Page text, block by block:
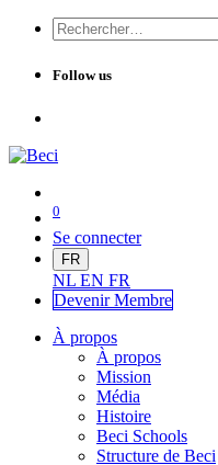
Follow us
0
Se connecter
FR
NL EN FR
Devenir Membre
À propos
À propos
Mission
Média
Histoire
Beci Schools
Structure de Beci